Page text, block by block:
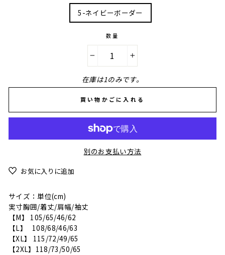
5-ネイビーボーダー
数量
在庫は1のみです。
買い物かごに入れる
別のお支払い方法
お気に入りに追加
サイズ：単位(cm)
実寸胸囲/着丈/肩幅/袖丈
【M】 105/65/46/62
【L】 108/68/46/63
【XL】 115/72/49/65
【2XL】118/73/50/65